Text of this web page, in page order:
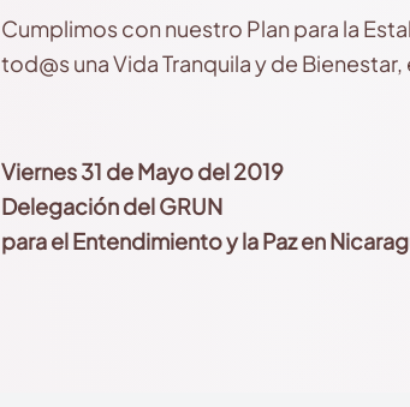
Cumplimos con nuestro Plan para la
tod@s una Vida Tranquila y de
Viernes 31 de Mayo del 2019
Delegación del GRUN
para el Entendimiento y la Paz en